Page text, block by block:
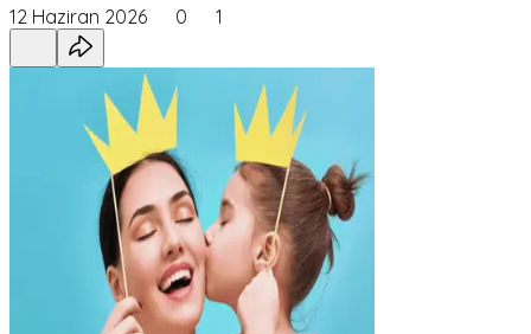
12 Haziran 2026 0 1